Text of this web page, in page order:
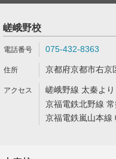
嵯峨野校
075-432-8363
京都府京都市右京
嵯峨野線 太秦よ
京福電鉄北野線
京福電鉄嵐山本線